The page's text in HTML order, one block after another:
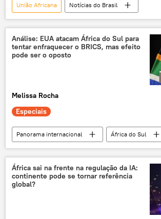
União Africana
Notícias do Brasil
Luiz Inácio Lula da Silva
Mauro Vieira
Margareth Menezes
África
Brasil
Irã
MEC
Palácio do Planalto
Análise: EUA atacam África do Sul para
tentar enfraquecer o BRICS, mas efeito
pode ser o oposto
Melissa Rocha
Especiais
Panorama internacional
África do Sul
Rússia
Donald Trump
Cyril Ramaphosa
Luiz Inácio Lula da Silva
Brasil
França BRICS
G20
expulsão
África sai na frente na regulação da IA:
continente pode se tornar referência
global?